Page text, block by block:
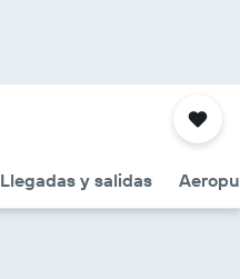
Llegadas y salidas